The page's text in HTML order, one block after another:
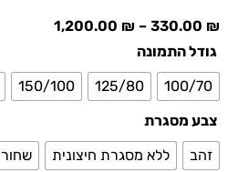
330.00 ₪
–
1,200.00 ₪
גודל התמונה
100/70
125/80
150/100
צבע מסגרת
זהב
ללא מסגרת חיצונית שחור